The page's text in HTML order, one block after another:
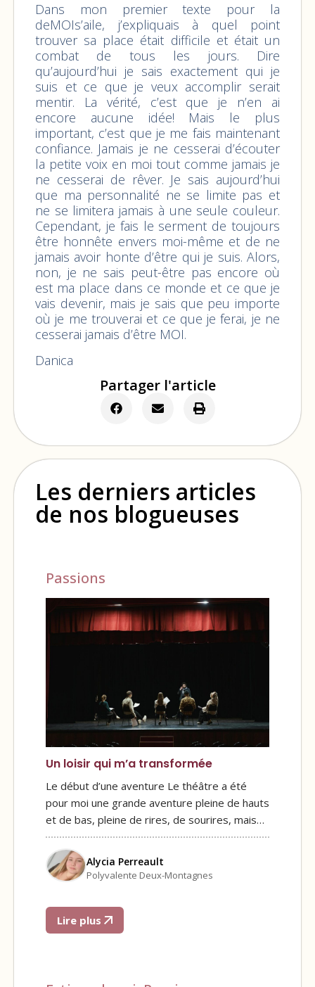
Dans mon premier texte pour la
deMOIs’aile, j’expliquais à quel point
trouver sa place était difficile et était un
combat de tous les jours. Dire
qu’aujourd’hui je sais exactement qui je
suis et ce que je veux accomplir serait
mentir. La vérité, c’est que je n’en ai
encore aucune idée! Mais le plus
important, c’est que je me fais maintenant
confiance. Jamais je ne cesserai d’écouter
la petite voix en moi tout comme jamais je
ne cesserai de rêver. Je sais aujourd’hui
que ma personnalité ne se limite pas et
ne se limitera jamais à une seule couleur.
Cependant, je fais le serment de toujours
être honnête envers moi-même et de ne
jamais avoir honte d’être qui je suis. Alors,
non, je ne sais peut-être pas encore où
est ma place dans ce monde et ce que je
vais devenir, mais je sais que peu importe
où je me trouverai et ce que je ferai, je ne
cesserai jamais d’être MOI.
Danica
Partager l'article
Les derniers articles
de nos blogueuses
Passions
Un loisir qui m’a transformée
Le début d’une aventure Le théâtre a été
pour moi une grande aventure pleine de hauts
et de bas, pleine de rires, de sourires, mais…
Alycia Perreault
Polyvalente Deux-Montagnes
Lire plus